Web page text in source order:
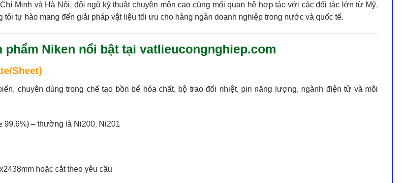
Minh và Hà Nội, đội ngũ kỹ thuật chuyên môn cao cùng mối quan hệ hợp tác với các đối tác lớn từ Mỹ,
tự hào mang đến giải pháp vật liệu tối ưu cho hàng ngàn doanh nghiệp trong nước và quốc tế.
phẩm Niken nổi bật tại vatlieucongnghiep.com
Sheet)
chuyên dùng trong chế tạo bồn bể hóa chất, bộ trao đổi nhiệt, pin năng lượng, ngành điện tử và môi
99.6%) – thường là Ni200, Ni201
hoặc cắt theo yêu cầu